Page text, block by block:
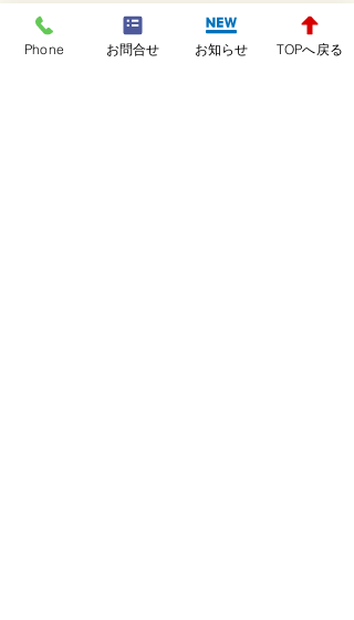
コメント
Phone お問合せ お知らせ TOPへ戻る